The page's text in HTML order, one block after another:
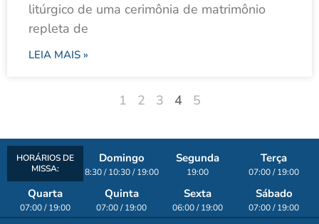
litúrgico de uma cerimônia de matrimônio
repleta de
LEIA MAIS »
1 2 3 4 5
HORÁRIOS DE
MISSA:
Domingo
8:30 / 10:30 / 19:00
Segunda
19:00
Terça
07:00 / 19:00
Quarta
07:00 / 19:00
Quinta
07:00 / 19:00
Sexta
06:00 / 19:00
Sábado
07:00 / 19:00